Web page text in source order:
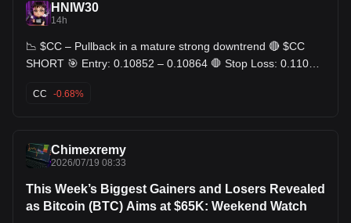
HNIW30
14h
📉 $CC – Pullback in a mature strong downtrend 🔴 $CC
SHORT 🎯 Entry: 0.10852 – 0.10864 🛑 Stop Loss: 0.11075
CC -0.68%
Chimexremy
2026/07/19 08:33
This Week’s Biggest Gainers and Losers Revealed
as Bitcoin (BTC) Aims at $65K: Weekend Watch